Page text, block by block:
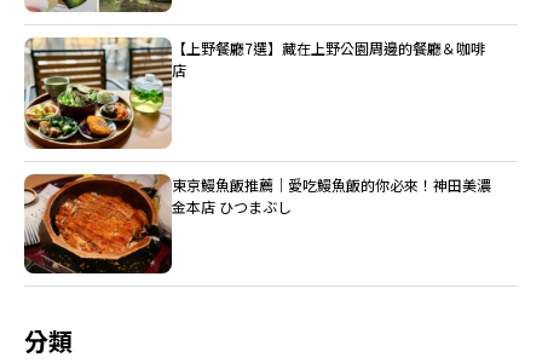
【上野餐廳7選】藏在上野公園周邊的餐廳＆咖啡
店
東京鰻魚飯推薦｜愛吃鰻魚飯的你必來！神田美濃
金本店 ひつまぶし
分類